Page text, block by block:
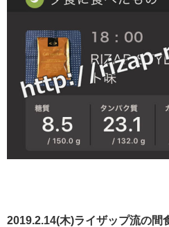
2019.2.14(木)ライザップ流の間